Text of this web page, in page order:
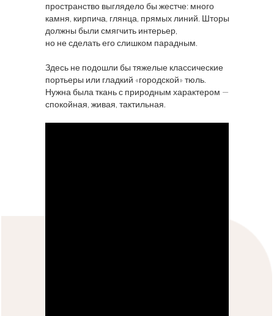
пространство выглядело бы жестче: много
камня, кирпича, глянца, прямых линий. Шторы
должны были смягчить интерьер,
но не сделать его слишком парадным.
Здесь не подошли бы тяжелые классические
портьеры или гладкий «городской» тюль.
Нужна была ткань с природным характером —
спокойная, живая, тактильная.